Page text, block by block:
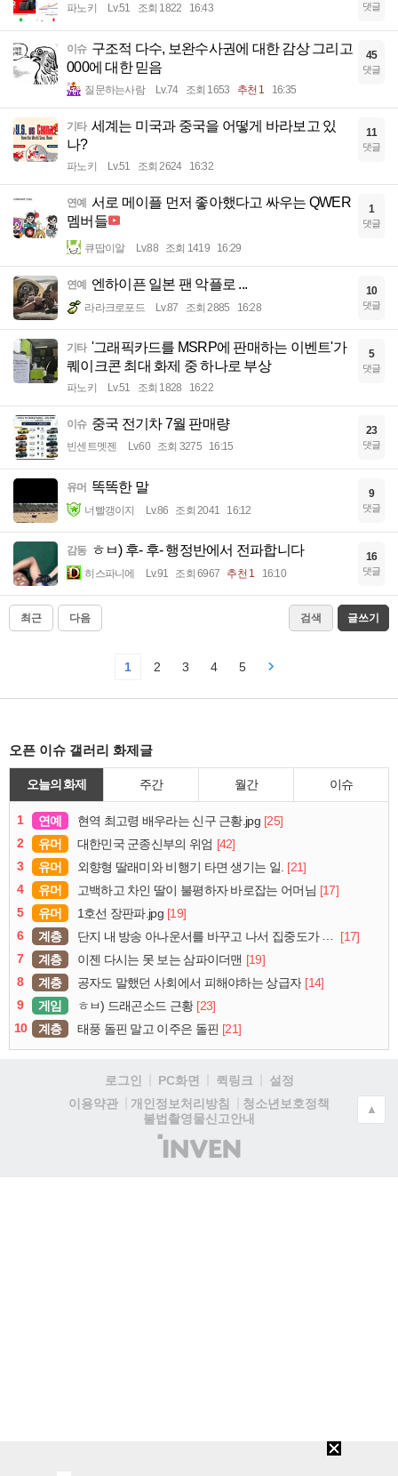
파노키 Lv.51 조회 1822 16:43 댓글
이슈 구조적 다수, 보완수사권에 대한 감상 그리고
000에 대한 믿음
질문하는사람 Lv.74 조회 1653 추천 1 16:35
45
댓글
기타 세계는 미국과 중국을 어떻게 바라보고 있
나?
파노키 Lv.51 조회 2624 16:32
11
댓글
연예
서로 메이플 먼저 좋아했다고 싸우는 QWER
멤버들
큐땁이알 Lv.88 조회 1419 16:29
1
댓글
연예 엔하이픈 일본 팬 악플로 ...
라라크로포드 Lv.87 조회 2885 16:28
10
댓글
기타 '그래픽카드를 MSRP에 판매하는 이벤트'가
퀘이크콘 최대 화제 중 하나로 부상
파노키 Lv.51 조회 1828 16:22
5
댓글
이슈 중국 전기차 7월 판매량
빈센트멧젠 Lv.60 조회 3275 16:15
23
댓글
유머 똑똑한 말
너빨갱이지 Lv.86 조회 2041 16:12
9
댓글
감동 ㅎㅂ) 후- 후- 행정반에서 전파합니다
히스파니에 Lv.91 조회 6967 추천 1 16:10
16
댓글
최근 다음 검색 글쓰기
1 2 3 4 5
오픈 이슈 갤러리 화제글
오늘의 화제 주간 월간 이슈
1 연예 현역 최고령 배우라는 신구 근황.jpg [25]
2
유머 대한민국 군종신부의 위엄 [42]
3
유머 외향형 딸래미와 비행기 타면 생기는 일. [21]
4
유머 고백하고 차인 딸이 불평하자 바로잡는 어머님 [17]
5
유머 1호선 장판파.jpg [19]
6
계층 단지 내 방송 아나운서를 바꾸고 나서 집중도가 확 올라갔다는 한 아파트의 안내방송
[17]
7
계층 이젠 다시는 못 보는 삼파이더맨 [19]
8
계층 공자도 말했던 사회에서 피해야하는 상급자 [14]
9
게임 ㅎㅂ) 드래곤소드 근황 [23]
10
계층 태풍 돌핀 말고 이주은 돌핀 [21]
로그인 PC화면 퀵링크
설정
이용약관
개인정보처리방침
청소년보호정책
불법촬영물신고안내
(주)
인
▲